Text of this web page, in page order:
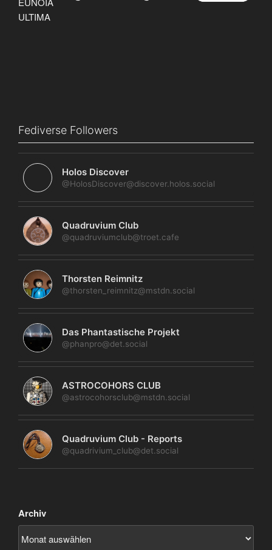
Fediverse Followers
Holos Discover
@HolosDiscover@discover.holos.social
Quadruvium Club
@quadruviumclub@troet.cafe
Thorsten Reimnitz
@thorsten_reimnitz@mstdn.social
Das Phantastische Projekt
@phanpro@det.social
ASTROCOHORS CLUB
@astrocohorsclub@mstdn.social
Quadruvium Club - Reports
@quadrivium_club@det.social
Archiv